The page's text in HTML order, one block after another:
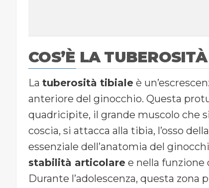
COS’È LA
La tuberosità tibiale è
anteriore del ginocchio. Questa
quadricipite, il grande muscolo che
coscia, si attacca alla tibia, l’osso
essenziale dell’anatomia del
stabilità articolare e nella
Durante l’adolescenza, questa